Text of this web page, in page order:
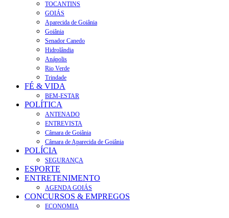
TOCANTINS
GOIÁS
Aparecida de Goiânia
Goiânia
Senador Canedo
Hidrolândia
Anápolis
Rio Verde
Trindade
FÉ & VIDA
BEM-ESTAR
POLÍTICA
ANTENADO
ENTREVISTA
Câmara de Goiânia
Câmara de Aparecida de Goiânia
POLÍCIA
SEGURANÇA
ESPORTE
ENTRETENIMENTO
AGENDA GOIÁS
CONCURSOS & EMPREGOS
ECONOMIA